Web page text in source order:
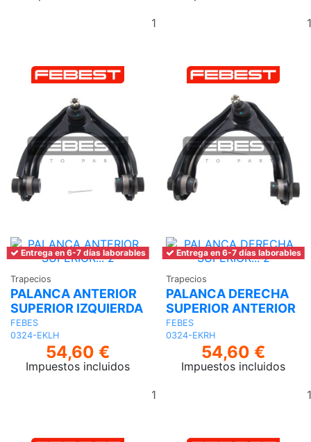
Entrega en 6-7 días laborables
Trapecios
PALANCA ANTERIOR
SUPERIOR IZQUIERDA
FEBES
0324-EKLH
54,60 €
Impuestos incluidos
Entrega en 6-7 días laborables
Trapecios
PALANCA DERECHA
SUPERIOR ANTERIOR
FEBES
0324-EKRH
54,60 €
Impuestos incluidos